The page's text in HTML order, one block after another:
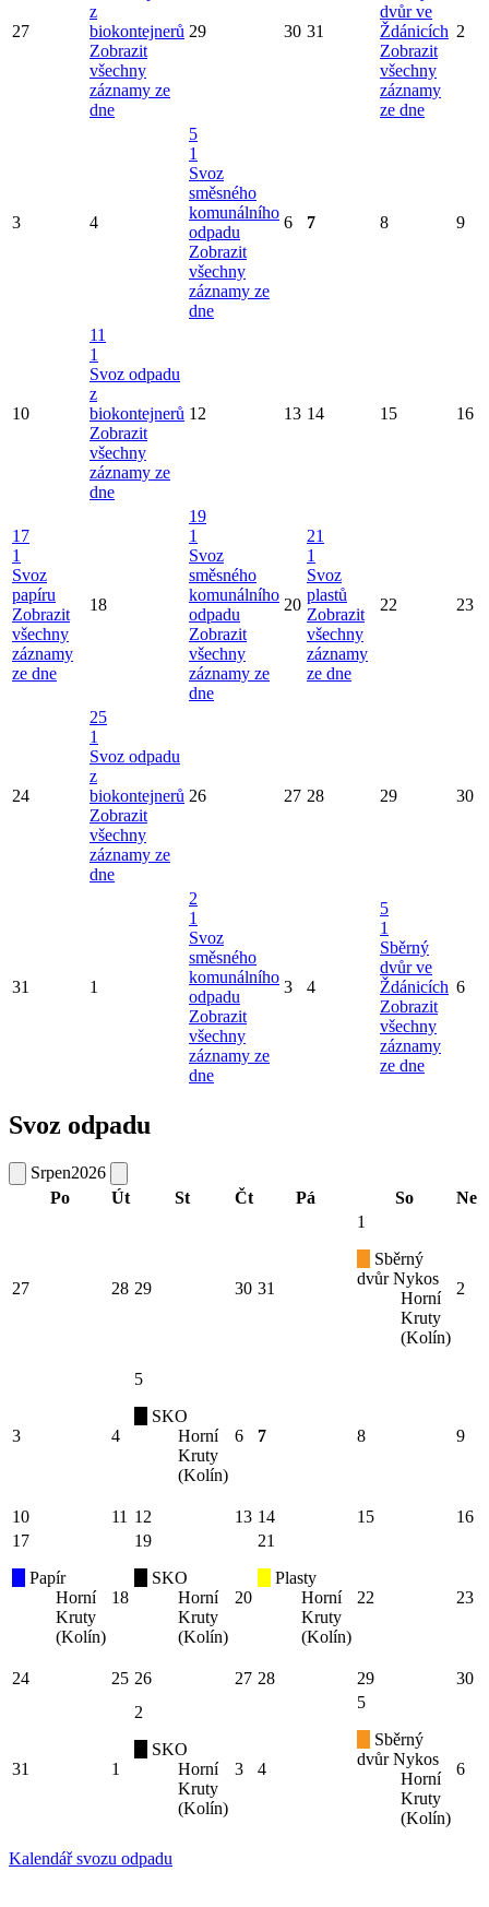
27
z
biokontejnerů
Zobrazit
všechny
záznamy ze
dne
29 30 31
dvůr ve
Ždánicích
Zobrazit
všechny
záznamy
ze dne
2
3 4
5
1
Svoz
směsného
komunálního
odpadu
Zobrazit
všechny
záznamy ze
dne
6 7 8 9
10
11
1
Svoz odpadu
z
biokontejnerů
Zobrazit
všechny
záznamy ze
dne
12 13 14 15 16
17
1
Svoz
papíru
Zobrazit
všechny
záznamy
ze dne
18
19
1
Svoz
směsného
komunálního
odpadu
Zobrazit
všechny
záznamy ze
dne
20
21
1
Svoz
plastů
Zobrazit
všechny
záznamy
ze dne
22 23
24
25
1
Svoz odpadu
z
biokontejnerů
Zobrazit
všechny
záznamy ze
dne
26 27 28 29 30
31 1
2
1
Svoz
směsného
komunálního
odpadu
Zobrazit
všechny
záznamy ze
dne
3 4
5
1
Sběrný
dvůr ve
Ždánicích
Zobrazit
všechny
záznamy
ze dne
6
Svoz odpadu
Srpen2026
Po
Út St Čt Pá So Ne
27 28 29 30 31
1
Sběrný
dvůr Nykos
Horní
Kruty
(Kolín)
2
3 4
5
SKO
Horní
Kruty
(Kolín)
6 7 8 9
10 11 12 13 14 15
16
17
Papír
Horní
Kruty
(Kolín)
18
19
SKO
Horní
Kruty
(Kolín)
20
21
Plasty
Horní
Kruty
(Kolín)
22 23
24 25 26 27 28 29 30
31 1
2
SKO
Horní
Kruty
(Kolín)
3 4
5
Sběrný
dvůr Nykos
Horní
Kruty
(Kolín)
6
Kalendář svozu odpadu